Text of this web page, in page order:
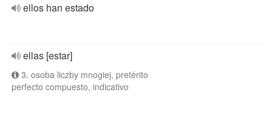
ellos han estado
ellas [estar]
3. osoba liczby mnogiej, pretérito
perfecto compuesto, indicativo